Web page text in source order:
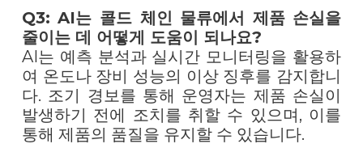
Q3: AI는 콜드 체인 물류에서 제품 손실을
줄이는 데 어떻게 도움이 되나요?
AI는 예측 분석과 실시간 모니터링을 활용하
여 온도나 장비 성능의 이상 징후를 감지합니
다. 조기 경보를 통해 운영자는 제품 손실이
발생하기 전에 조치를 취할 수 있으며, 이를
통해 제품의 품질을 유지할 수 있습니다.